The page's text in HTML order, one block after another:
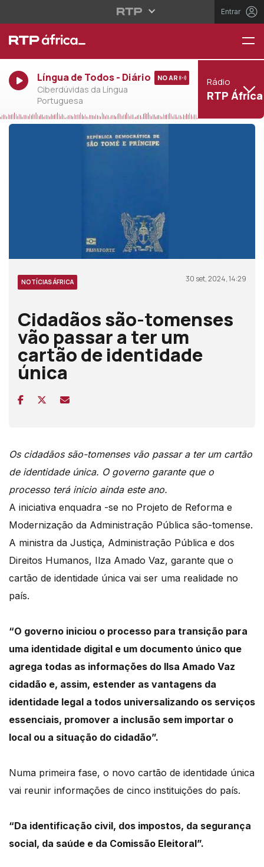
Entrar
Língua de Todos - Diário
Ciberdúvidas da Língua
Portuguesa
NO AR Rádio
RTP África
NOTÍCIAS ÁFRICA 30 set, 2024, 14:29
Cidadãos são-tomenses
vão passar a ter um
cartão de identidade
única
Os cidadãos são-tomenses vão passar a ter um cartão
de identidade única. O governo garante que o
processo terá inicio ainda este ano.
A iniciativa enquadra -se no Projeto de Reforma e
Modernização da Administração Pública são-tomense.
A ministra da Justiça, Administração Pública e dos
Direitos Humanos, Ilza Amado Vaz, garante que o
cartão de identidade única vai ser uma realidade no
país.
“O governo iniciou o processo para transição para
uma identidade digital e um documento único que
agrega todas as informações do Ilsa Amado Vaz
cidadão e, assim, estender as vantagens da
identidade legal a todos universalizando os serviços
essenciais, promover a inclusão sem importar o
local ou a situação do cidadão”.
Numa primeira fase, o novo cartão de identidade única
vai reunir informações de cinco instituições do país.
“Da identificação civil, dos impostos, da segurança
social, da saúde e da Comissão Eleitoral”.